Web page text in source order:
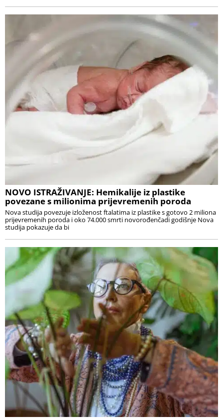
NOVO ISTRAŽIVANJE: Hemikalije iz plastike
povezane s milionima prijevremenih poroda
Nova studija povezuje izloženost ftalatima iz plastike s gotovo 2 miliona
prijevremenih poroda i oko 74.000 smrti novorođenčadi godišnje Nova
studija pokazuje da bi